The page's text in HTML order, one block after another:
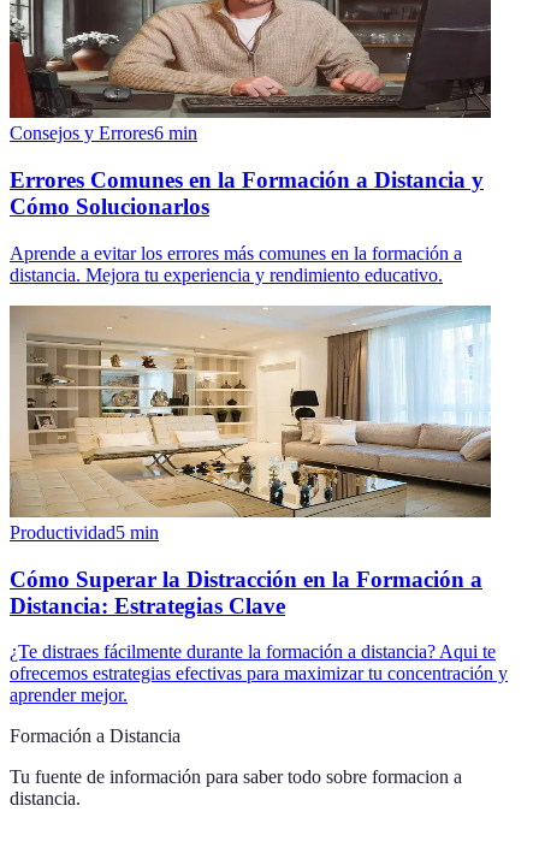
Consejos y Errores6 min
Errores Comunes en la Formación a Distancia y
Cómo Solucionarlos
Aprende a evitar los errores más comunes en la formación a
distancia. Mejora tu experiencia y rendimiento educativo.
Productividad5 min
Cómo Superar la Distracción en la Formación a
Distancia: Estrategias Clave
¿Te distraes fácilmente durante la formación a distancia? Aqui te
ofrecemos estrategias efectivas para maximizar tu concentración y
aprender mejor.
Formación a Distancia
Tu fuente de información para saber todo sobre formacion a
distancia.